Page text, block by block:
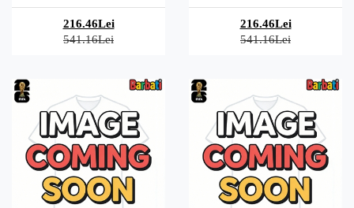
216.46Lei
541.16Lei
216.46Lei
541.16Lei